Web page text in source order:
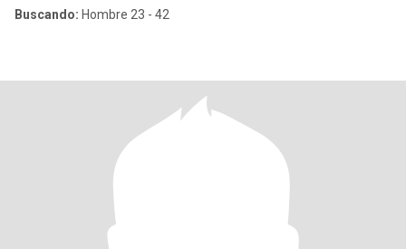
Buscando: Hombre 23 - 42